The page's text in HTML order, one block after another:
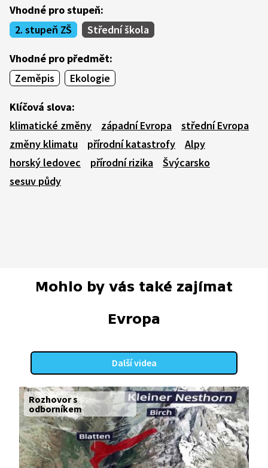
Vhodné pro stupeň:
2. stupeň ZŠ
Střední škola
Vhodné pro předmět:
Zeměpis
Ekologie
Klíčová slova:
klimatické změny
západní Evropa
střední Evropa
změny klimatu
přírodní katastrofy
Alpy
horský ledovec
přírodní rizika
Švýcarsko
sesuv půdy
Mohlo by vás také zajímat
Evropa
Další videa
Rozhovor s
odborníkem